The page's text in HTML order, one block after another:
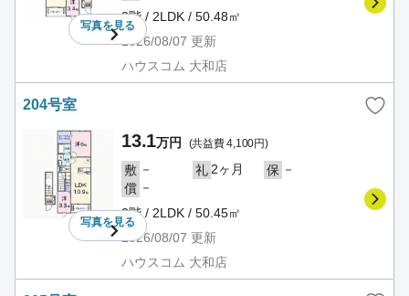
写真を見る
2階 / 2LDK / 50.48㎡
2026/08/07 更新
ハウスコム 大和店
204号室
写真を見る
13.1万円 (共益費 4,100円)
敷 － 礼 2ヶ月 保 －
償 －
2階 / 2LDK / 50.45㎡
2026/08/07 更新
ハウスコム 大和店